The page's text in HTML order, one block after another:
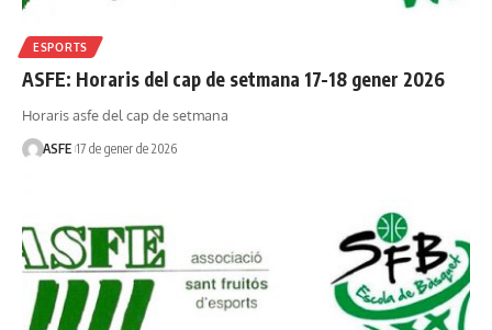
ESPORTS
ASFE: Horaris del cap de setmana 17-18 gener 2026
Horaris asfe del cap de setmana
ASFE 17 de gener de 2026